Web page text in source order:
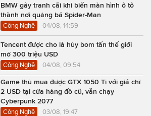
BMW gây tranh cãi khi biến màn hình ô tô
thành nơi quảng bá Spider-Man
Công Nghệ 04/08, 14:59
Tencent được cho là hủy bom tấn thế giới
mở 300 triệu USD
Công Nghệ 04/08, 09:54
Game thủ mua được GTX 1050 Ti với giá chỉ
2 USD tại cửa hàng đồ cũ, vẫn chạy
Cyberpunk 2077
Công Nghệ 03/08, 19:47